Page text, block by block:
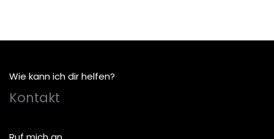
Wie kann ich dir helfen?
Kontakt